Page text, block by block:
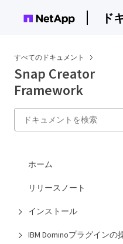
ド
すべてのドキュメント
Snap Creator
Framework
ホーム
リリースノート
インストール
IBM Dominoプラグインの